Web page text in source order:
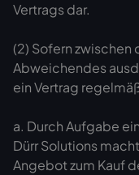
Vertrags dar.
(2) Sofern
Abweichendes
ein Vertrag
a. Durch Aufgabe
Dürr Solutions
Angebot zum Kauf